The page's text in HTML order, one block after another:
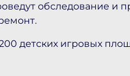
обследование и
детских игровых